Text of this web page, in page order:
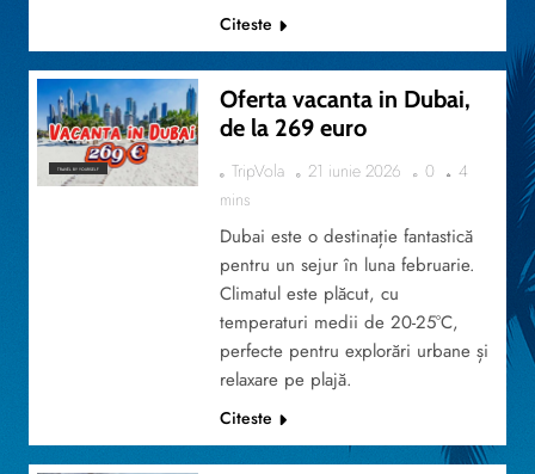
Citeste
TRAVEL BY YOURSELF
Oferta vacanta in Dubai,
de la 269 euro
TripVola 21 iunie 2026 0
4
mins
Dubai este o destinație fantastică
pentru un sejur în luna februarie.
Climatul este plăcut, cu
temperaturi medii de 20-25°C,
perfecte pentru explorări urbane și
relaxare pe plajă.
Citeste